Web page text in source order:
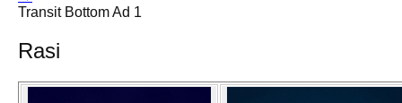
Transit Bottom Ad 1
Rasi